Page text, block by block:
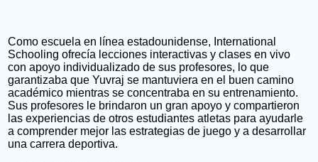
Como escuela en línea estadounidense, International
Schooling ofrecía lecciones interactivas y clases en vivo
con apoyo individualizado de sus profesores, lo que
garantizaba que Yuvraj se mantuviera en el buen camino
académico mientras se concentraba en su entrenamiento.
Sus profesores le brindaron un gran apoyo y compartieron
las experiencias de otros estudiantes atletas para ayudarle
a comprender mejor las estrategias de juego y a desarrollar
una carrera deportiva.